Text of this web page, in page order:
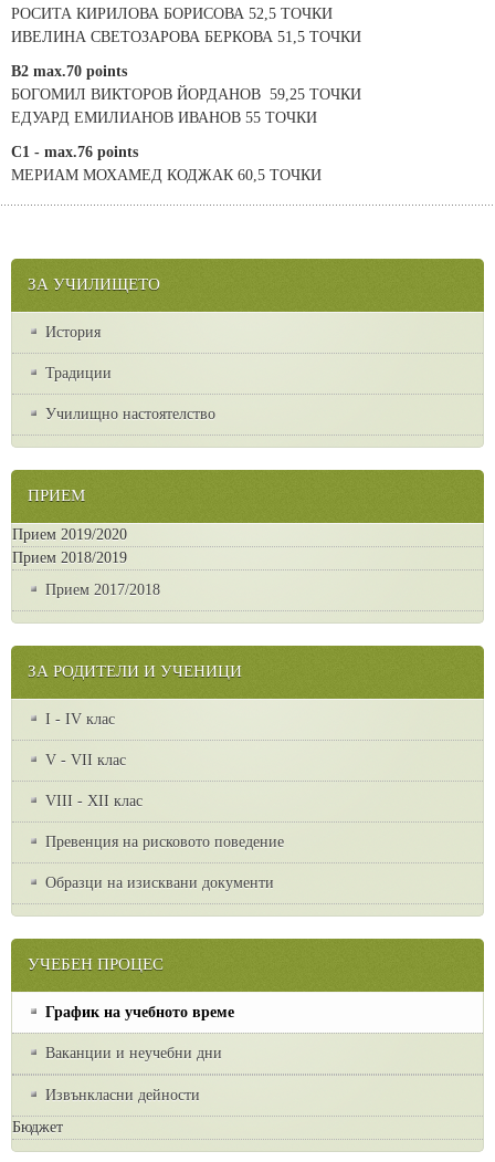
РОСИТА КИРИЛОВА БОРИСОВА 52,5 ТОЧКИ
ИВЕЛИНА СВЕТОЗАРОВА БЕРКОВА 51,5 ТОЧКИ
B2 max.70 points
БОГОМИЛ ВИКТОРОВ ЙОРДАНОВ 59,25 ТОЧКИ
ЕДУАРД ЕМИЛИАНОВ ИВАНОВ 55 ТОЧКИ
C1 - max.76 points
МЕРИАМ МОХАМЕД КОДЖАК 60,5 ТОЧКИ
ЗА УЧИЛИЩЕТО
История
Традиции
Училищно настоятелство
ПРИЕМ
Прием 2019/2020
Прием 2018/2019
Прием 2017/2018
ЗА РОДИТЕЛИ И УЧЕНИЦИ
I - IV клас
V - VII клас
VІІІ - ХІІ клас
Превенция на рисковото поведение
Образци на изисквани документи
УЧЕБЕН ПРОЦЕС
График на учебното време
Ваканции и неучебни дни
Извънкласни дейности
Бюджет